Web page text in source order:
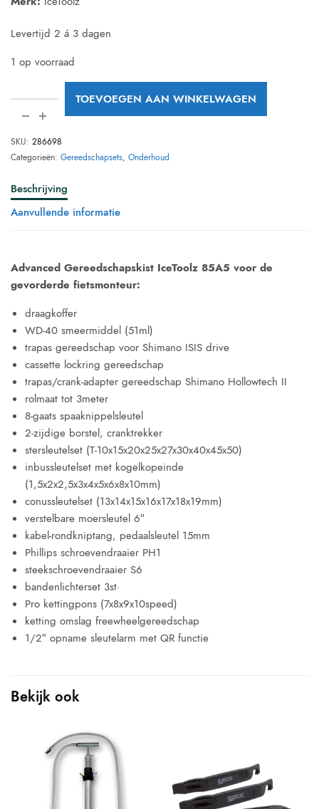
Levertijd 2 á 3 dagen
1 op voorraad
TOEVOEGEN AAN WINKELWAGEN
SKU: 286698
Categorieën: Gereedschapsets, Onderhoud
Beschrijving
Aanvullende informatie
Advanced Gereedschapskist IceToolz 85A5 voor de
gevorderde fietsmonteur:
draagkoffer
WD-40 smeermiddel (51ml)
trapas gereedschap voor Shimano ISIS drive
cassette lockring gereedschap
trapas/crank-adapter gereedschap Shimano Hollowtech II
rolmaat tot 3meter
8-gaats spaaknippelsleutel
2-zijdige borstel, cranktrekker
stersleutelset (T-10x15x20x25x27x30x40x45x50)
inbussleutelset met kogelkopeinde
(1,5x2x2,5x3x4x5x6x8x10mm)
conussleutelset (13x14x15x16x17x18x19mm)
verstelbare moersleutel 6″
kabel-rondkniptang, pedaalsleutel 15mm
Phillips schroevendraaier PH1
steekschroevendraaier S6
bandenlichterset 3st·
Pro kettingpons (7x8x9x10speed)
ketting omslag freewheelgereedschap
1/2″ opname sleutelarm met QR functie
Bekijk ook